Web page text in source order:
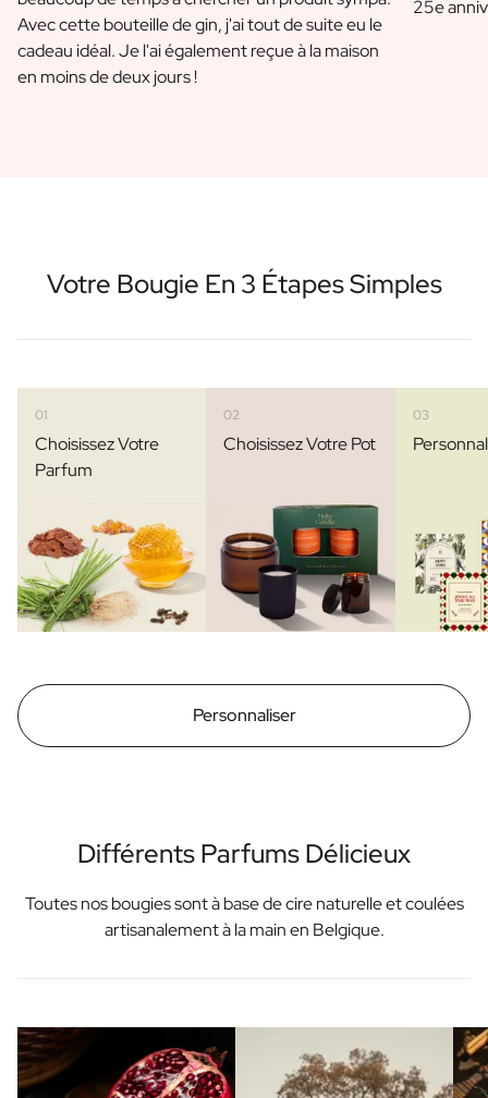
Avec cette bouteille de gin, j'ai tout de suite eu le
cadeau idéal. Je l'ai également reçue à la maison
en moins de deux jours !
25e
Votre Bougie En 3 Étapes Simples
01
Choisissez Votre
Parfum
02
Choisissez Votre Pot
03
Personnaliser
Différents Parfums Délicieux
Toutes nos bougies sont à base de cire naturelle et coulées
artisanalement à la main en Belgique.